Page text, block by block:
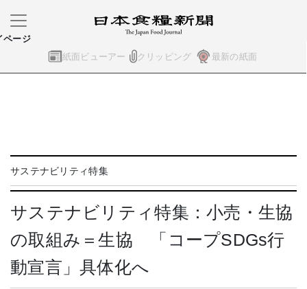
紙面ビューアー クリッピング 最新の紙面
ページ
サステナビリティ特集
サステナビリティ特集：小売・生協
の取組み＝生協 「コープSDGs行
動宣言」具体化へ